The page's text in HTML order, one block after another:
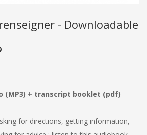
- Downloadable
(MP3) + transcript booklet (pdf)
for directions, getting information,